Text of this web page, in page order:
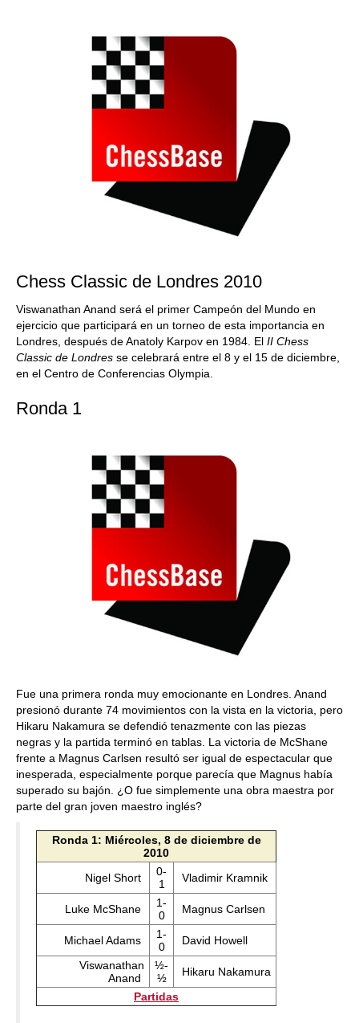
Chess Classic de Londres 2010
Viswanathan Anand será el primer Campeón del Mundo en
ejercicio que participará en un torneo de esta importancia en
Londres, después de Anatoly Karpov en 1984. El II Chess
Classic de Londres se celebrará entre el 8 y el 15 de diciembre,
en el Centro de Conferencias Olympia.
Ronda 1
Fue una primera ronda muy emocionante en Londres. Anand
presionó durante 74 movimientos con la vista en la victoria, pero
Hikaru Nakamura se defendió tenazmente con las piezas
negras y la partida terminó en tablas. La victoria de McShane
frente a Magnus Carlsen resultó ser igual de espectacular que
inesperada, especialmente porque parecía que Magnus había
superado su bajón. ¿O fue simplemente una obra maestra por
parte del gran joven maestro inglés?
Ronda 1: Miércoles, 8 de diciembre de
2010
Nigel Short
0-
1
Vladimir Kramnik
Luke McShane
1-
0
Magnus Carlsen
Michael Adams
1-
0
David Howell
Viswanathan
Anand
½-
½
Hikaru Nakamura
Partidas